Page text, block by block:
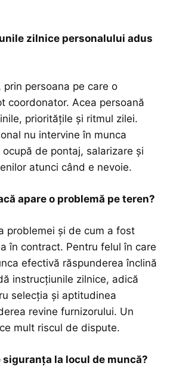
zilnice personalului adus
prin persoana pe care o
coordonator. Acea persoană
prioritățile și ritmul zilei.
nu intervine în munca
de pontaj, salarizare și
atunci când e nevoie.
apare o problemă pe teren?
problemei și de cum a fost
în contract. Pentru felul în care
efectivă răspunderea înclină
instrucțiunile zilnice, adică
selecția și aptitudinea
revine furnizorului. Un
mult riscul de dispute.
siguranța la locul de muncă?